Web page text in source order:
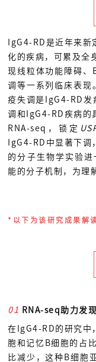
IgG4-RD是近年来
化的疾病，可累及全
现线粒体功能障碍、
调等一系列临床表现
疫失调是IgG4-RD发
调和IgG4-RD疾病的
RNA-seq，锁定
IgG4-RD中显著下调
的分子生物学实验
能的分子机制，为理
*以下为该研究成果解
01 RNA-seq助力发
在IgG4-RD的研究中
胞和记忆B细胞的占
比减少，这种B细胞